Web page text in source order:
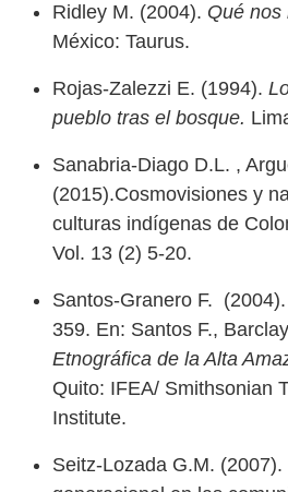
Ridley M. (2004). Qué nos
México: Taurus.
Rojas-Zalezzi E. (1994).
pueblo tras el bosque.
Sanabria-Diago D.L. ,
(2015).Cosmovisiones y
culturas indígenas de
Vol. 13 (2) 5-20.
Santos-Granero F.
359. En: Santos F.,
Etnográfica de la Alta
Quito: IFEA/ Smithsonian
Institute.
Seitz-Lozada G.M. (2007).